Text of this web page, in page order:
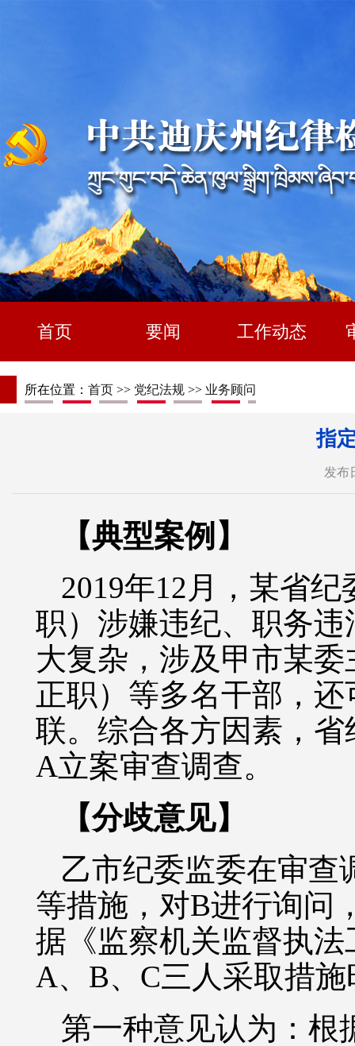
首页 要闻 工作动态
所在位置： 首页 >> 党纪法规 >> 业务顾问
指
发布
【典型案例】
2019年12月，某省
职）涉嫌违纪、职务
大复杂，涉及甲市某
正职）等多名干部，
联。综合各方因素，
A立案审查调查。
【分歧意见】
乙市纪委监委在审查
等措施，对B进行询问
据《监察机关监督执
A、B、C三人采取措
第一种意见认为：根